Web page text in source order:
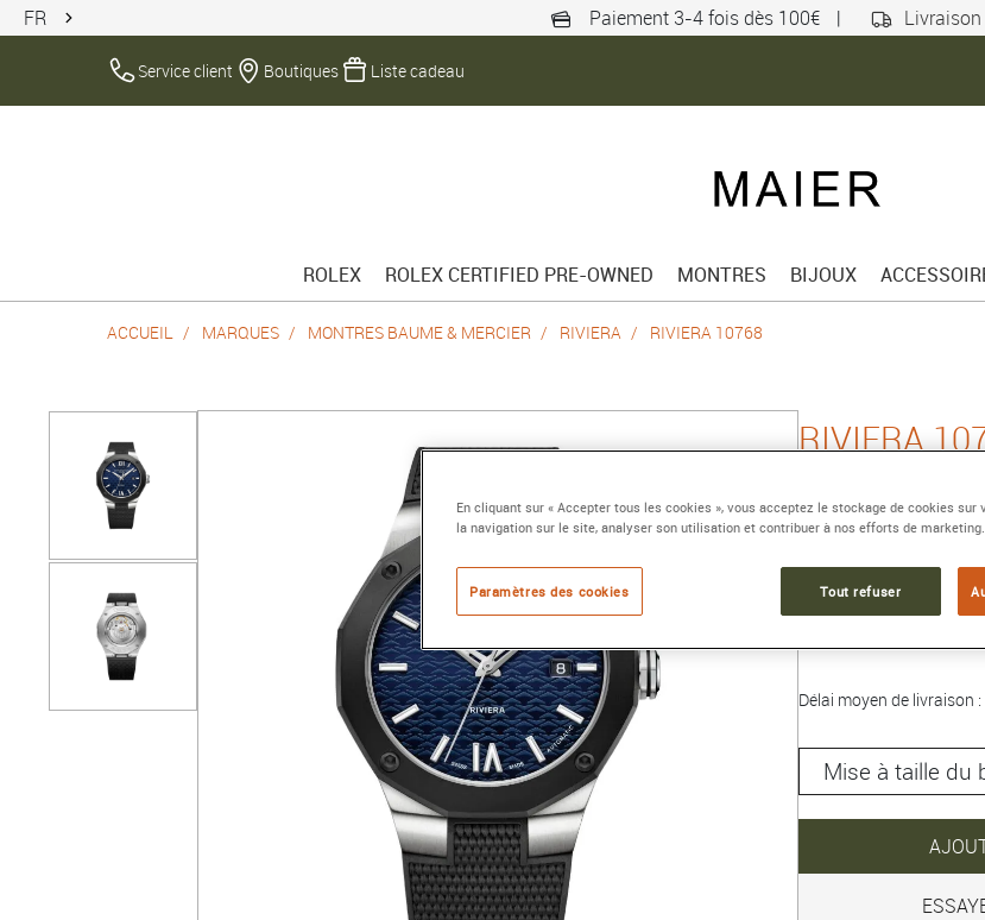
FR Paiement 3-4 fois dès 100€ |
Service client Boutiques Liste cadeau
ROLEX ROLEX CERTIFIED PRE-OWNED MONTRES BIJOUX
ACCUEIL MARQUES MONTRES BAUME & MERCIER RIVIERA RIVIERA 10768
RIVIERA
Montre
Référence :10768
3 300 €
Délai moyen de livraison
En cliquant sur « Accepter tous les cookies », vous acceptez le stockage de cookies sur
la navigation sur le site, analyser son utilisation et contribuer à nos efforts de marketing.
Paramètres des cookies Tout refuser